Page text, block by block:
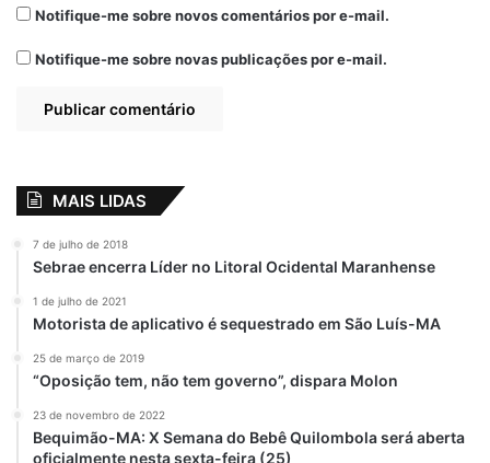
Notifique-me sobre novos comentários por e-mail.
Notifique-me sobre novas publicações por e-mail.
MAIS LIDAS
7 de julho de 2018
Sebrae encerra Líder no Litoral Ocidental Maranhense
1 de julho de 2021
Motorista de aplicativo é sequestrado em São Luís-MA
25 de março de 2019
“Oposição tem, não tem governo”, dispara Molon
23 de novembro de 2022
Bequimão-MA: X Semana do Bebê Quilombola será aberta
oficialmente nesta sexta-feira (25)